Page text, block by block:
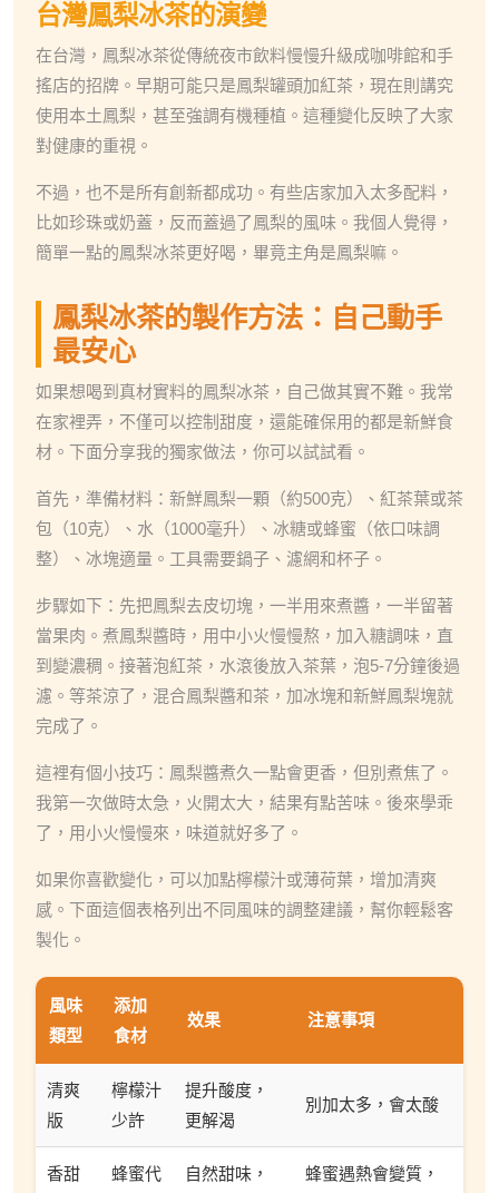
台灣鳳梨冰茶的演變
在台灣，鳳梨冰茶從傳統夜市飲料慢慢升級成咖啡館和手
搖店的招牌。早期可能只是鳳梨罐頭加紅茶，現在則講究
使用本土鳳梨，甚至強調有機種植。這種變化反映了大家
對健康的重視。
不過，也不是所有創新都成功。有些店家加入太多配料，
比如珍珠或奶蓋，反而蓋過了鳳梨的風味。我個人覺得，
簡單一點的鳳梨冰茶更好喝，畢竟主角是鳳梨嘛。
鳳梨冰茶的製作方法：自己動手
最安心
如果想喝到真材實料的鳳梨冰茶，自己做其實不難。我常
在家裡弄，不僅可以控制甜度，還能確保用的都是新鮮食
材。下面分享我的獨家做法，你可以試試看。
首先，準備材料：新鮮鳳梨一顆（約500克）、紅茶葉或茶
包（10克）、水（1000毫升）、冰糖或蜂蜜（依口味調
整）、冰塊適量。工具需要鍋子、濾網和杯子。
步驟如下：先把鳳梨去皮切塊，一半用來煮醬，一半留著
當果肉。煮鳳梨醬時，用中小火慢慢熬，加入糖調味，直
到變濃稠。接著泡紅茶，水滾後放入茶葉，泡5-7分鐘後過
濾。等茶涼了，混合鳳梨醬和茶，加冰塊和新鮮鳳梨塊就
完成了。
這裡有個小技巧：鳳梨醬煮久一點會更香，但別煮焦了。
我第一次做時太急，火開太大，結果有點苦味。後來學乖
了，用小火慢慢來，味道就好多了。
如果你喜歡變化，可以加點檸檬汁或薄荷葉，增加清爽
感。下面這個表格列出不同風味的調整建議，幫你輕鬆客
製化。
風味
類型
添加
食材
效果 注意事項
清爽
版
檸檬汁
少許
提升酸度，
更解渴
別加太多，會太酸
香甜
蜂蜜代
自然甜味，
蜂蜜遇熱會變質，